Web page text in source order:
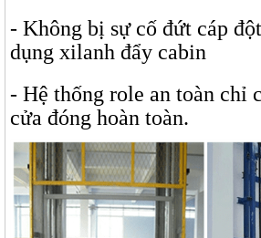
- Không bị sự cố đứt cáp
dụng xilanh đẩy cabin
- Hệ thống role an toàn chỉ
cửa đóng hoàn toàn.